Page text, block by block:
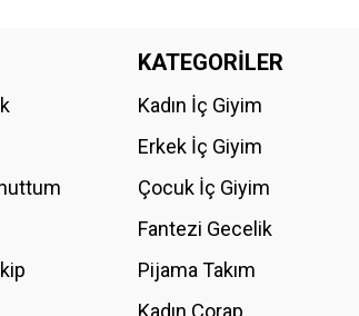
Bu ürüne ilk yorumu siz yapın!
KATEGORİLER
Kadın İç Giyim
Erkek İç Giyim
Çocuk İç Giyim
Fantezi Gecelik
Pijama Takım
Kadın Çorap